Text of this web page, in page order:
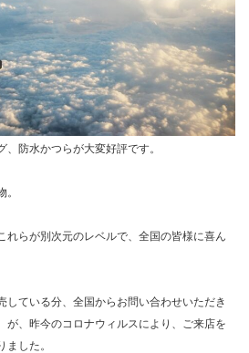
防水かつらが大変好評です。
れらが別次元のレベルで、全国の皆様に喜ん
している分、全国からお問い合わせいただき
が、昨今のコロナウィルスにより、ご来店を
した。